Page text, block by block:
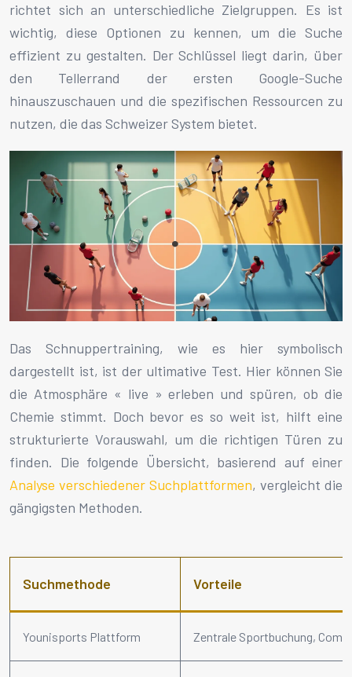
richtet sich an unterschiedliche Zielgruppen. Es ist
wichtig, diese Optionen zu kennen, um die Suche
effizient zu gestalten. Der Schlüssel liegt darin, über
den Tellerrand der ersten Google-Suche
hinauszuschauen und die spezifischen Ressourcen zu
nutzen, die das Schweizer System bietet.
Das Schnuppertraining, wie es hier symbolisch
dargestellt ist, ist der ultimative Test. Hier können Sie
die Atmosphäre « live » erleben und spüren, ob die
Chemie stimmt. Doch bevor es so weit ist, hilft eine
strukturierte Vorauswahl, um die richtigen Türen zu
finden. Die folgende Übersicht, basierend auf einer
Analyse verschiedener Suchplattformen, vergleicht die
gängigsten Methoden.
Suchmethode Vorteile
Younisports Plattform Zentrale Sportbuchung,